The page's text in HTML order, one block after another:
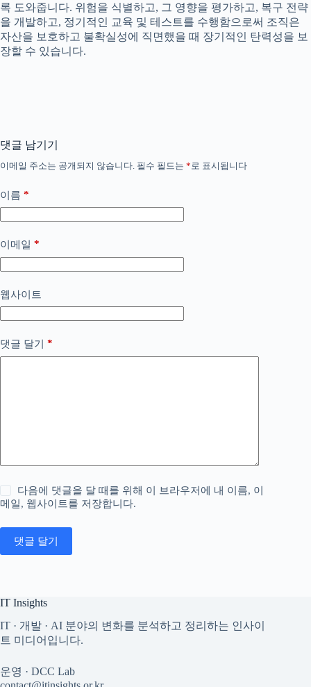
록 도와줍니다. 위험을 식별하고, 그 영향을 평가하고, 복구 전략
을 개발하고, 정기적인 교육 및 테스트를 수행함으로써 조직은
자산을 보호하고 불확실성에 직면했을 때 장기적인 탄력성을 보
장할 수 있습니다.
댓글 남기기
이메일 주소는 공개되지 않습니다. 필수 필드는 * 로 표시됩니다
이름 *
이메일 *
웹사이트
댓글 달기 *
다음에 댓글을 달 때를 위해 이 브라우저에 내 이름, 이
메일, 웹사이트를 저장합니다.
댓글 달기
IT Insights
IT · 개발 · AI 분야의 변화를 분석하고 정리하는 인사이
트 미디어입니다.
운영 · DCC Lab